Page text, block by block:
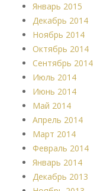
Январь 2015
Декабрь 2014
Ноябрь 2014
Октябрь 2014
Сентябрь 2014
Июль 2014
Июнь 2014
Май 2014
Апрель 2014
Март 2014
Февраль 2014
Январь 2014
Декабрь 2013